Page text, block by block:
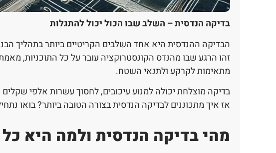
בדיקה הנדסית – השלב שבו הכול יכול להתגלות
הבדיקה ההנדסית היא אחד השלבים הקריטיים ביותר בתהליך
זהו הרגע שבו מהנדס הקונסטרוקציה עובר על כל התוכניות,
מתאימות לקרקע ולתנאי השטח.
בדיקה מוצלחת יכולה למנוע עיכובים, לחסוך עשרות אלפי
אז איך מתכוננים לבדיקה הנדסית בצורה הטובה ביותר? בואו
מהי בדיקה הנדסית ולמה היא